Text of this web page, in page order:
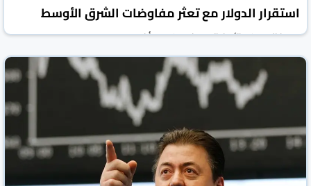
استقرار الدولار مع تعثر مفاوضات الشرق الأوسط
روسيا اليوم الأخبار الاقتصادية 12 أيار 2026